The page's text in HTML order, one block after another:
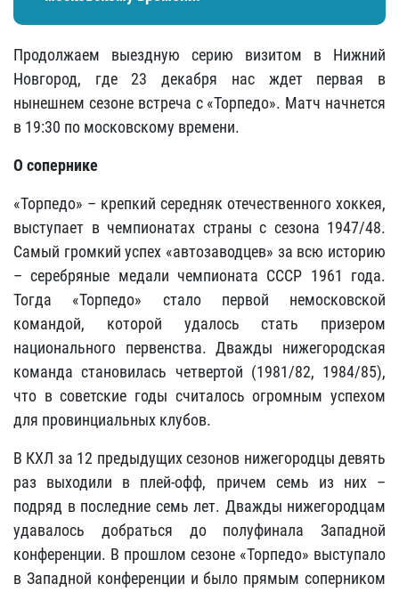
Продолжаем выездную серию визитом в Нижний
Новгород, где 23 декабря нас ждет первая в
нынешнем сезоне встреча с «Торпедо». Матч начнется
в 19:30 по московскому времени.
О сопернике
«Торпедо» – крепкий середняк отечественного хоккея,
выступает в чемпионатах страны с сезона 1947/48.
Самый громкий успех «автозаводцев» за всю историю
– серебряные медали чемпионата СССР 1961 года.
Тогда «Торпедо» стало первой немосковской
командой, которой удалось стать призером
национального первенства. Дважды нижегородская
команда становилась четвертой (1981/82, 1984/85),
что в советские годы считалось огромным успехом
для провинциальных клубов.
В КХЛ за 12 предыдущих сезонов нижегородцы девять
раз выходили в плей-офф, причем семь из них –
подряд в последние семь лет. Дважды нижегородцам
удавалось добраться до полуфинала Западной
конференции. В прошлом сезоне «Торпедо» выступало
в Западной конференции и было прямым соперником